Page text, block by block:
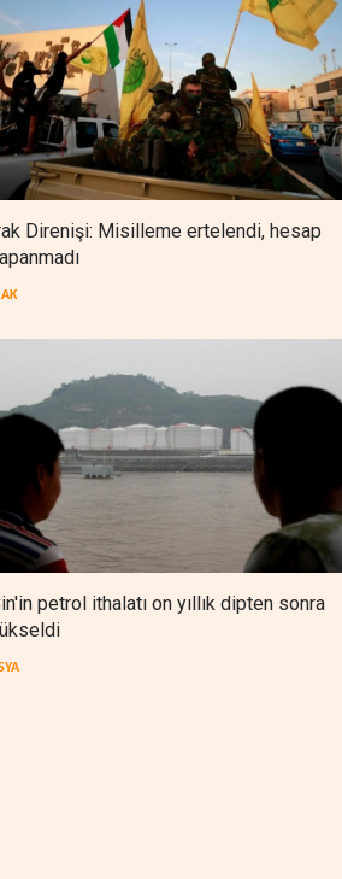
Foreign Affairs: ABD
Ortadoğu'dan elini çekmeli
BATI YARIM KÜRE 07 Ağustos 2026
Suudi Arabistan, Türkiye ve
Pakistan ortak savunma
anlaşması imzaladı
ARAP DÜNYASI 07 Ağustos 2026
Direnişi: Misilleme ertelendi, hesap
petrol ithalatı on yıllık dipten sonra